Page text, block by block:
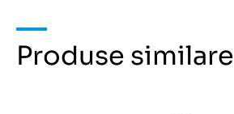
Produse similare